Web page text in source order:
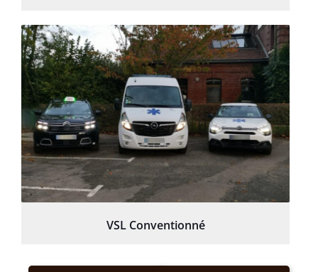
VSL Conventionné